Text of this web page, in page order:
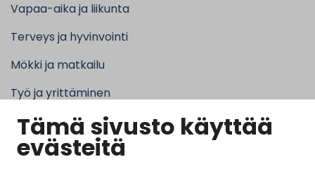
Tämä sivusto käyttää
evästeitä
Vapaa-aika ja liikunta
Terveys ja hyvinvointi
Mökki ja matkailu
Työ ja yrittäminen
Kunta ja hallinto